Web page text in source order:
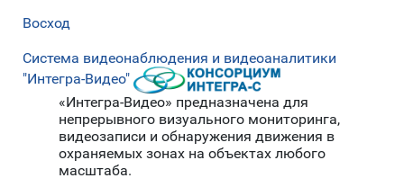
Восход
Система видеонаблюдения и видеоаналитики
"Интегра-Видео"
«Интегра-Видео» предназначена для
непрерывного визуального мониторинга,
видеозаписи и обнаружения движения в
охраняемых зонах на объектах любого
масштаба.